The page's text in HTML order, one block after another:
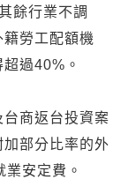
餘行業不調
勞工配額機
過40%。
商返台投資案
部分比率的外
安定費。